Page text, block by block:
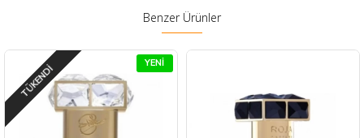
Benzer Ürünler
YENI
TÜKENDI